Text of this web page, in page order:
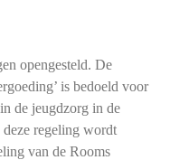
opengesteld. De
is bedoeld voor
de jeugdzorg in de
regeling wordt
van de Rooms